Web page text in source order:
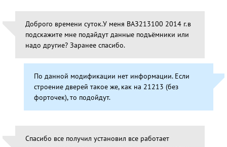
Доброго времени суток.У меня ВАЗ213100 2014 г.в
подскажите мне подайдут данные подъёмники или
надо другие? Заранее спасибо.
По данной модификации нет информации. Если
строение дверей такое же, как на 21213 (без
форточек), то подойдут.
Спасибо все получил установил все работает